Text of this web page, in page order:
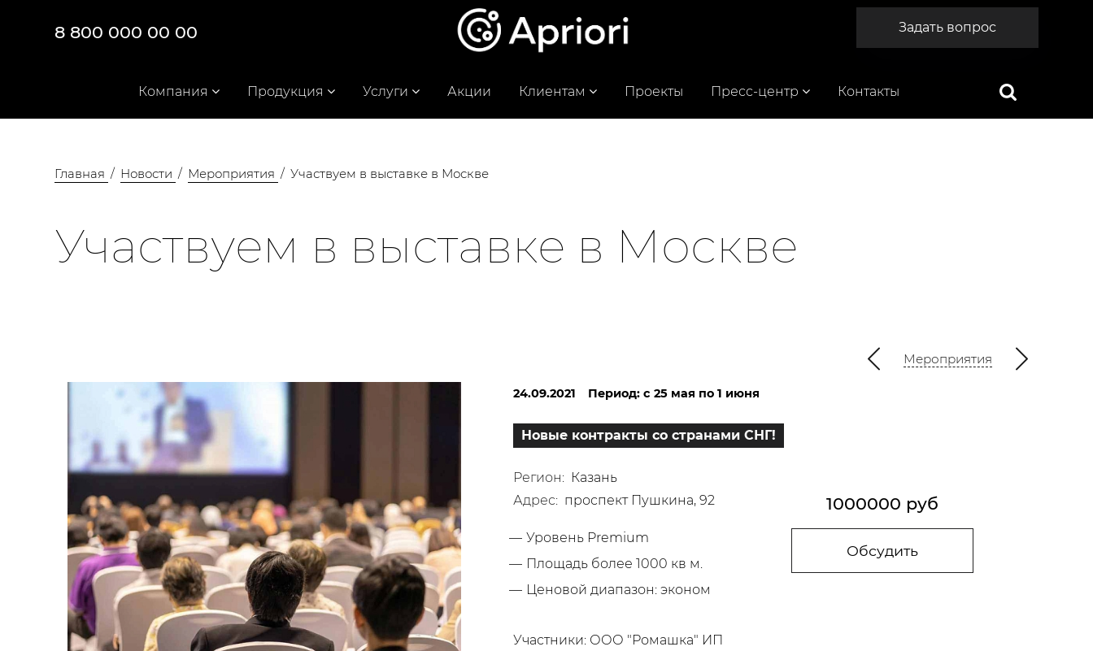
8 800 000 00 00 Задать вопрос
Компания Продукция Услуги Акции Клиентам Проекты Пресс-центр Контакты
Главная Новости Мероприятия Участвуем в выставке в Москве
Участвуем в выставке в Москве
Мероприятия
24.09.2021 Период: c 25 мая по 1 июня
Новые контракты со странами СНГ!
1000000 руб
Обсудить
Регион: Казань
Адрес: проспект Пушкина, 92
Уровень Premium
Площадь более 1000 кв м.
Ценовой диапазон: эконом
Участники: ООО "Ромашка" ИП